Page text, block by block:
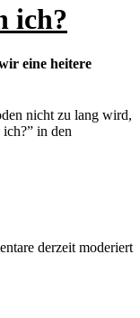
ich?
eine heitere
nicht zu lang wird,
in den
derzeit moderiert